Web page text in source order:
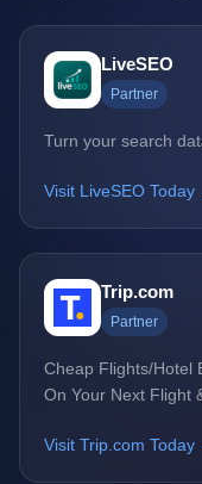
LiveSEO
Partner
Turn your search
Visit LiveSEO Today
Trip.com
Partner
Cheap Flights/Hotel
On Your Next Flight
Visit Trip.com Today